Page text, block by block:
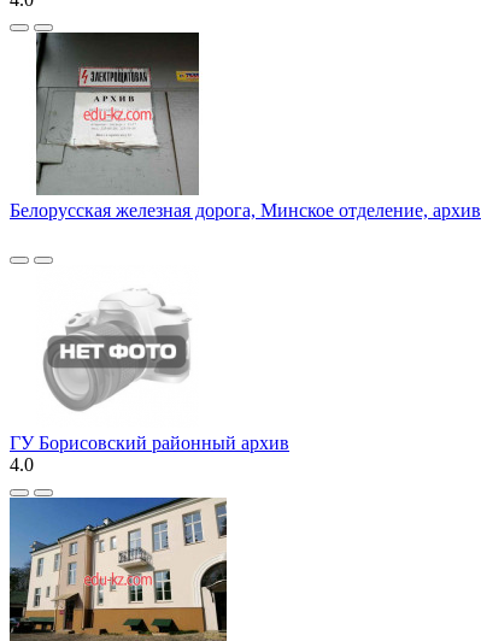
Белорусская железная дорога, Минское отделение, архив
ГУ Борисовский районный архив
4.0